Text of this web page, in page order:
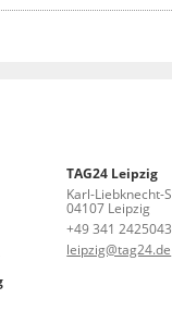
TAG24 Leipzig
Karl-Liebknecht-
04107 Leipzig
+49 341
leipzig@tag24.de